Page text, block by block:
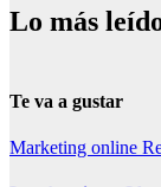
Lo más
Te va a gustar
Marketing online